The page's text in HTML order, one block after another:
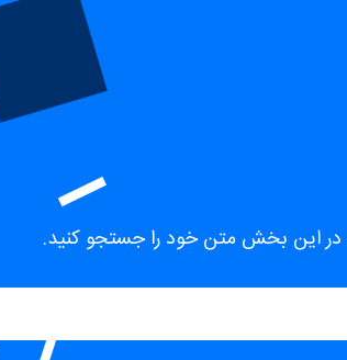
در این بخش متن خود را جستجو کنید.